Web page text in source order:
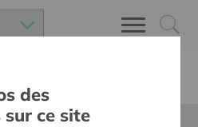
des
sur ce site